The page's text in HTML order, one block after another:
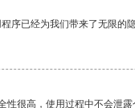
序已经为我们带来了无限的
性很高，使用过程中不会泄